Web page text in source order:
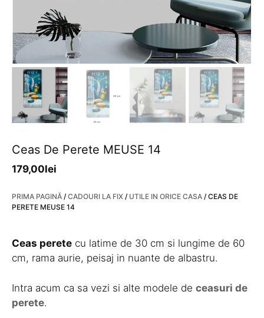
Ceas De Perete MEUSE 14
179,00lei
PRIMA PAGINĂ / CADOURI LA FIX / UTILE IN ORICE CASA / CEAS DE
PERETE MEUSE 14
Ceas perete cu latime de 30 cm si lungime de 60
cm, rama aurie, peisaj in nuante de albastru.
Intra acum ca sa vezi si alte modele de ceasuri de
perete.